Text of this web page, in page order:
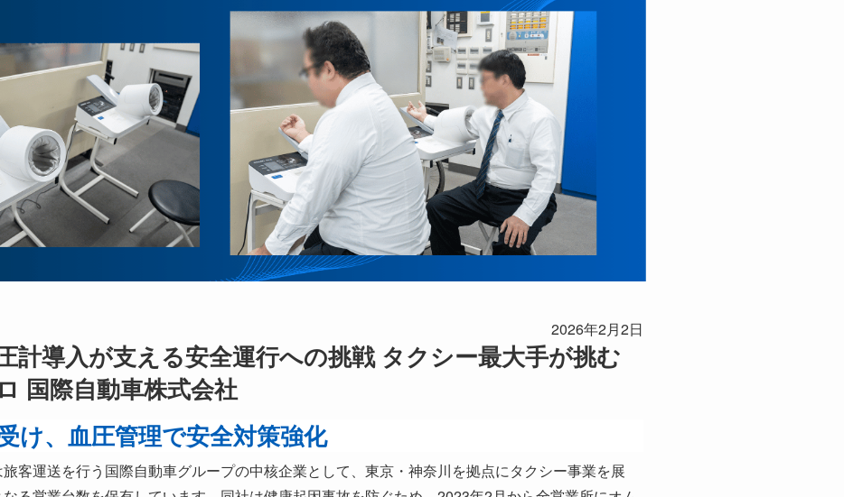
2026年2月2日
計導入が支える安全運行への挑戦 タクシー最大手が挑む
国際自動車株式会社
け、血圧管理で安全対策強化
旅客運送を行う国際自動車グループの中核企業として、東京・神奈川を拠点にタクシー事業を展